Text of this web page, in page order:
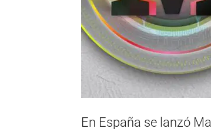
En España se lanzó